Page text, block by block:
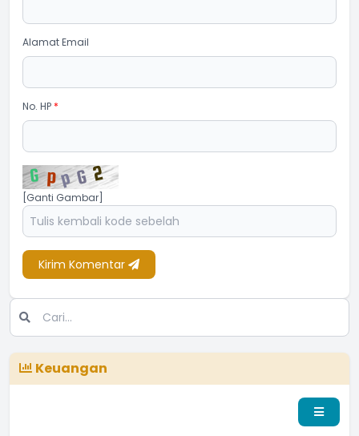
Alamat Email
No. HP *
[Ganti Gambar]
Kirim Komentar
Keuangan